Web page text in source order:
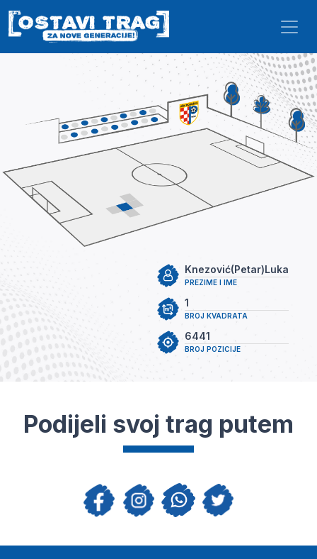
Skip to main content
PREZIME I IME
Knezović(Petar)Luka
BROJ KVADRATA
1
BROJ POZICIJE
6441
Podijeli svoj trag putem